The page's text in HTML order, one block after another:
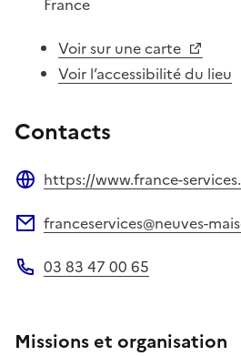
Voir sur une carte
Voir l’accessibilité du lieu
Contacts
https://www.france-
franceservices@neuves-
03 83 47 00 65
Missions et organisation